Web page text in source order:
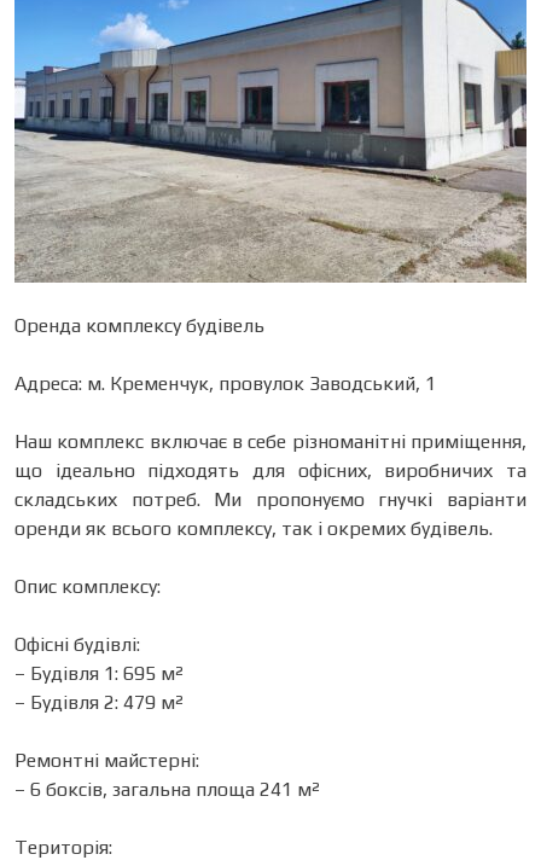
Оренда комплексу будівель
Адреса: м. Кременчук, провулок Заводський, 1
Наш комплекс включає в себе різноманітні приміщення,
що ідеально підходять для офісних, виробничих та
складських потреб. Ми пропонуємо гнучкі варіанти
оренди як всього комплексу, так і окремих будівель.
Опис комплексу:
Офісні будівлі:
– Будівля 1: 695 м²
– Будівля 2: 479 м²
Ремонтні майстерні:
– 6 боксів, загальна площа 241 м²
Територія: